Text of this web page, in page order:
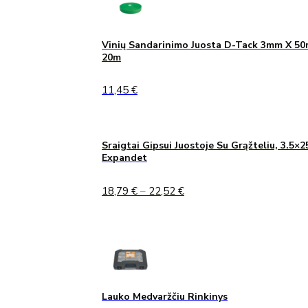
Vinių Sandarinimo Juosta D-Tack 3mm X
20m
11,45 €
Sraigtai Gipsui Juostoje Su Grąžteliu,
Expandet
18,79 € – 22,52 €Price
Lauko Medvaržčiu Rinkinys